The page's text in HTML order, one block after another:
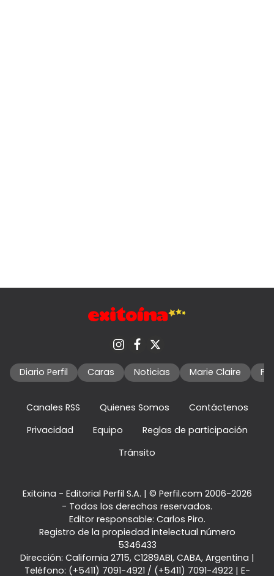
Diario Perfil Caras Noticias Marie Claire
Canales RSS Quienes Somos
Contáctenos
Privacidad
Equipo
Reglas de participación
Tránsito
Exitoina - Editorial Perfil S.A. | © Perfil.com 2006-2026
- Todos los derechos reservados.
Editor responsable: Carlos Piro.
Registro de la propiedad intelectual número
5346433
Dirección: California 2715, C1289ABI, CABA, Argentina |
Teléfono: (+5411) 7091-4921 / (+5411) 7091-4922| E-